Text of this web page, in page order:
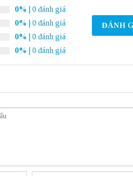
0%
| 0 đánh giá
0%
| 0 đánh giá
0%
| 0 đánh giá
0% | 0 đánh giá
ĐÁNH